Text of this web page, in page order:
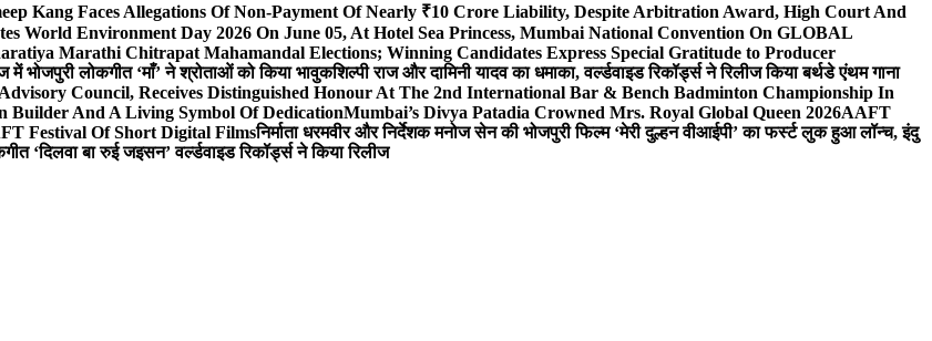
Kang Faces Allegations Of Non-Payment Of Nearly ₹10 Crore Liability, Despite Arbitration Award, High Court And
World Environment Day 2026 On June 05, At Hotel Sea Princess, Mumbai National Convention On GLOBAL
Marathi Chitrapat Mahamandal Elections; Winning Candidates Express Special Gratitude to Producer
में भोजपुरी लोकगीत ‘माँ’ ने श्रोताओं को किया भावुकशिल्पी राज और दामिनी यादव का धमाका, वर्ल्डवाइड रिकॉर्ड्स ने रिलीज किया बर्थडे एंथम गाना
Council, Receives Distinguished Honour At The 2nd International Bar & Bench Badminton Championship In
Builder And A Living Symbol Of DedicationMumbai’s Divya Patadia Crowned Mrs. Royal Global Queen 2026AAFT
Festival Of Short Digital Filmsनिर्माता धरमवीर और निर्देशक मनोज सेन की भोजपुरी फिल्म ‘मेरी दुल्हन वीआईपी’ का फर्स्ट लुक हुआ लॉन्च, इंदु
‘दिलवा बा रुई जइसन’ वर्ल्डवाइड रिकॉर्ड्स ने किया रिलीज